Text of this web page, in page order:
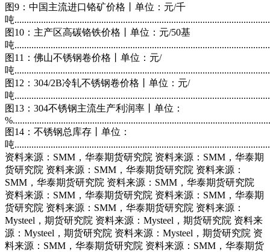
图9：中国主流进口铬矿价格丨单位：元/千
吨
图10：主产区高碳铬铁价格丨单位：元/50基
吨
图11：佛山不锈钢卷价格丨单位：元/
吨
图12：304/2B冷轧不锈钢卷价格丨单位：元/
吨
图13：304不锈钢主流生产利润率丨单位：
图14：不锈钢总库存丨单位：
吨
资料来源：SMM，华泰期货研究院 资料来源：SMM，华泰期
货研究院 资料来源：SMM，华泰期货研究院 资料来源：
SMM，华泰期货研究院 资料来源：SMM，华泰期货研究院
资料来源：SMM，华泰期货研究院 资料来源：SMM，华泰期
货研究院 资料来源：SMM，华泰期货研究院 资料来源：
Mysteel，期货研究院 资料来源：Mysteel，期货研究院 资料来
源：Mysteel，期货研究院 资料来源：Mysteel，期货研究院 资
料来源：SMM，华泰期货研究院 资料来源：SMM，华泰期货